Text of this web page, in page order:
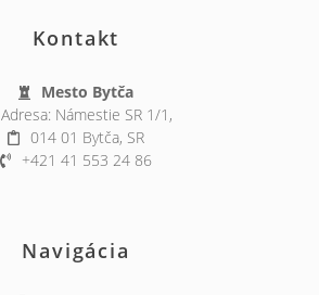
Kontakt
Mesto Bytča
Adresa: Námestie SR 1/1,
014 01 Bytča, SR
+421 41 553 24 86
Navigácia